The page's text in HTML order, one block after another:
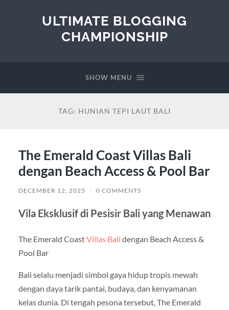
ULTIMATE BLOGGING
CHAMPIONSHIP
SHOW MENU
TAG: HUNIAN TEPI LAUT BALI
The Emerald Coast Villas Bali
dengan Beach Access & Pool Bar
DECEMBER 12, 2025 / 0 COMMENTS
Vila Eksklusif di Pesisir Bali yang Menawan
The Emerald CoastVillas Bali dengan Beach Access &
Pool Bar
Bali selalu menjadi simbol gaya hidup tropis mewah
dengan daya tarik pantai, budaya, dan kenyamanan
kelas dunia. Di tengah pesona tersebut, The Emerald